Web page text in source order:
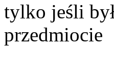
tylko jeśli
przedmiocie